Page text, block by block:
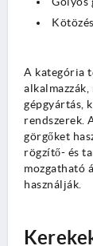
A kategória
gépgyártás,
rendszerek.
görgőket
rögzítő- és
mozgatható
használják.